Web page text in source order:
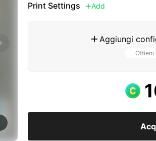
Print Settings Add
 Aggiungi
Ottieni